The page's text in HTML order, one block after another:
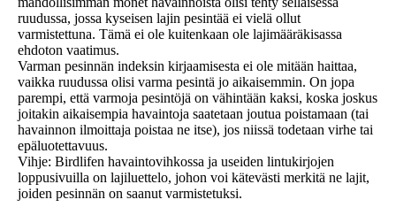
ruudussa, jossa kyseisen lajin pesintää ei vielä ollut
varmistettuna. Tämä ei ole kuitenkaan ole lajimääräkisassa
ehdoton vaatimus.
Varman pesinnän indeksin kirjaamisesta ei ole mitään haittaa,
vaikka ruudussa olisi varma pesintä jo aikaisemmin. On jopa
parempi, että varmoja pesintöjä on vähintään kaksi, koska joskus
joitakin aikaisempia havaintoja saatetaan joutua poistamaan (tai
havainnon ilmoittaja poistaa ne itse), jos niissä todetaan virhe tai
epäluotettavuus.
Vihje: Birdlifen havaintovihkossa ja useiden lintukirjojen
loppusivuilla on lajiluettelo, johon voi kätevästi merkitä ne lajit,
joiden pesinnän on saanut varmistetuksi.